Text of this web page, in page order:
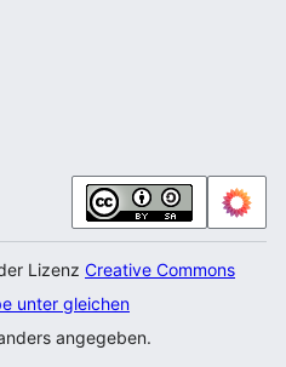
Lizenz Creative Commons
unter gleichen
angegeben.